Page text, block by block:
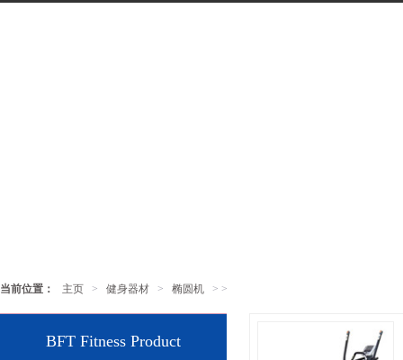
当前位置： 主页 > 健身器材 > 椭圆机 > >
BFT Fitness Product